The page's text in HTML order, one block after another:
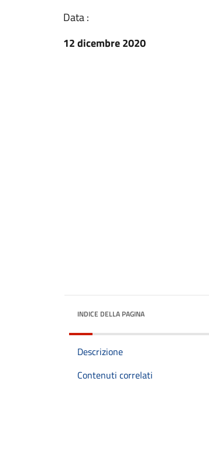
Data :
12 dicembre 2020
INDICE DELLA PAGINA
Descrizione
Contenuti correlati